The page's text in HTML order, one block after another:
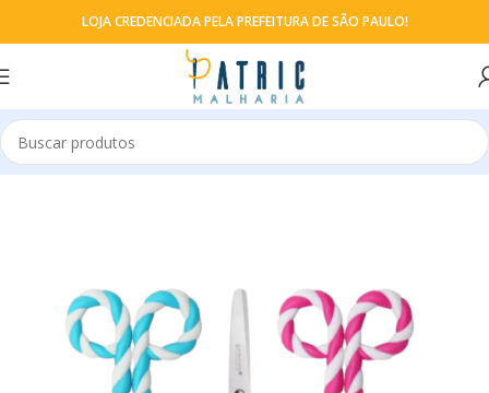
LOJA CREDENCIADA PELA PREFEITURA DE SÃO PAULO!
Início Tesouras